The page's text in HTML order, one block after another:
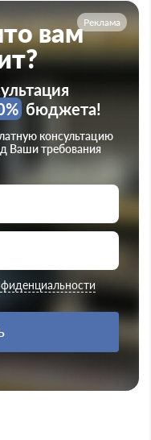
Реклама
вам
бюджета!
консультацию
Ваши требования